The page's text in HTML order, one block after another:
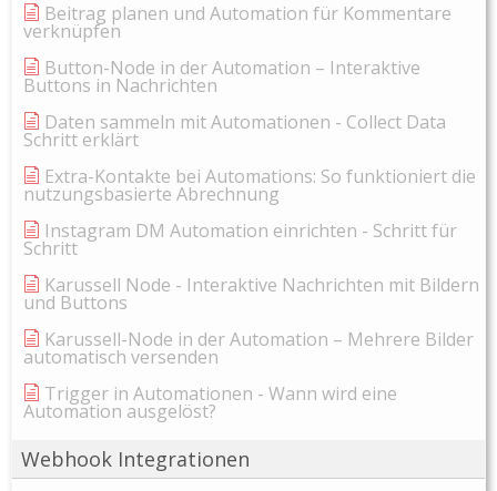
Beitrag planen und Automation für Kommentare
verknüpfen
Button-Node in der Automation – Interaktive
Buttons in Nachrichten
Daten sammeln mit Automationen - Collect Data
Schritt erklärt
Extra-Kontakte bei Automations: So funktioniert die
nutzungsbasierte Abrechnung
Instagram DM Automation einrichten - Schritt für
Schritt
Karussell Node - Interaktive Nachrichten mit Bildern
und Buttons
Karussell-Node in der Automation – Mehrere Bilder
automatisch versenden
Trigger in Automationen - Wann wird eine
Automation ausgelöst?
Webhook Integrationen